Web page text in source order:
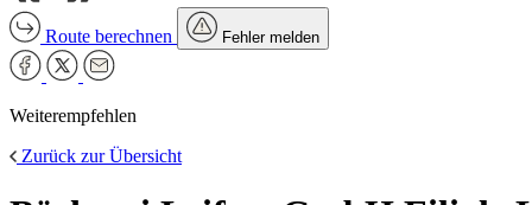
Route berechnen Fehler melden
Weiterempfehlen
Zurück zur Übersicht